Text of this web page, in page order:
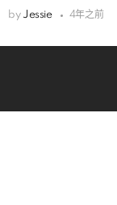
by Jessie 4年之前